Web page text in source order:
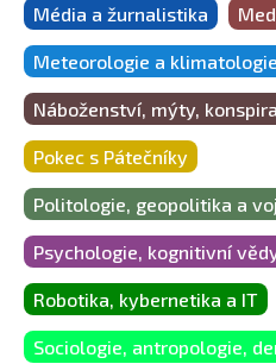
Média a žurnalistika
Meteorologie a klimatologie
Náboženství, mýty,
Pokec s Pátečníky
Politologie, geopolitika a
Psychologie, kognitivní
Robotika, kybernetika a IT
Sociologie, antropologie,